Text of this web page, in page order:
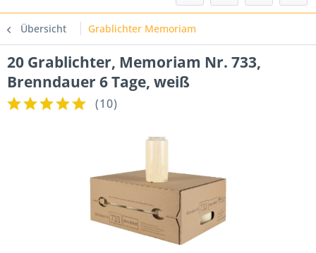
Übersicht Grablichter Memoriam
20 Grablichter, Memoriam Nr. 733,
Brenndauer 6 Tage, weiß
(10)